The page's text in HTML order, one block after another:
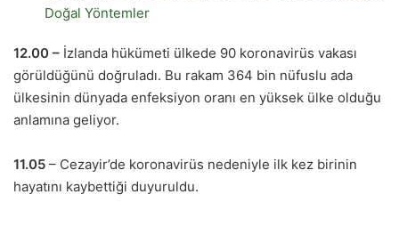
Doğal Yöntemler
12.00 – İzlanda hükümeti ülkede 90 koronavirüs vakası
görüldüğünü doğruladı. Bu rakam 364 bin nüfuslu ada
ülkesinin dünyada enfeksiyon oranı en yüksek ülke olduğu
anlamına geliyor.
11.05 – Cezayir’de koronavirüs nedeniyle ilk kez birinin
hayatını kaybettiği duyuruldu.